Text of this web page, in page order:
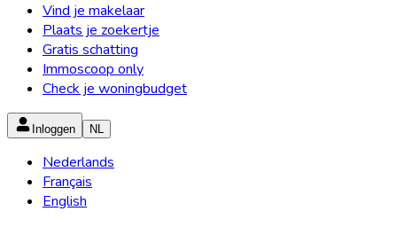
Vind je makelaar
Plaats je zoekertje
Gratis schatting
Immoscoop only
Check je woningbudget
Inloggen NL
Nederlands
Français
English